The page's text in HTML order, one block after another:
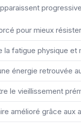
pour mieux
fatigue physique et
énergie retrouvée
le vieillissement
amélioré grâce aux